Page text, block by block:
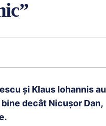
și Klaus Iohannis au
decât Nicușor Dan,